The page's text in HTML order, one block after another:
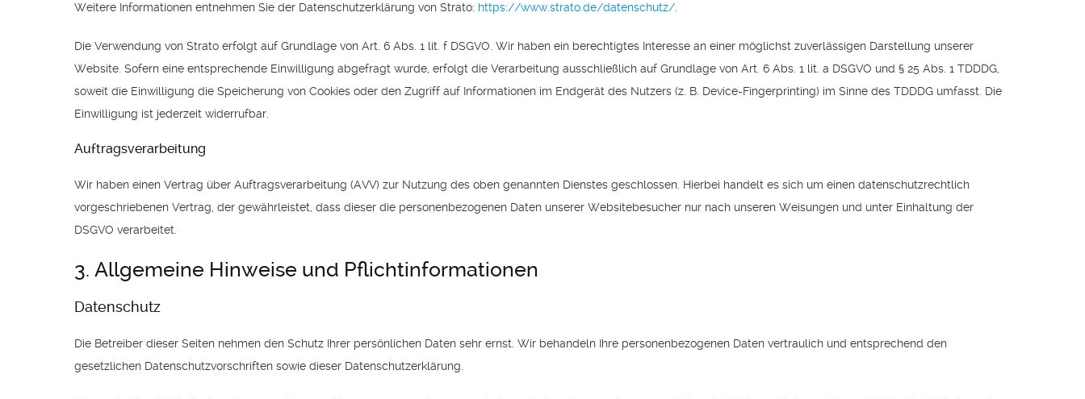
Weitere Informationen entnehmen Sie der Datenschutzerklärung von Strato: https://www.strato.de/datenschutz/
Die Verwendung von Strato erfolgt auf Grundlage von Art. 6 Abs. 1 lit. f DSGVO. Wir haben ein berechtigtes Interesse an einer möglichst zuverlässigen Darstellung unserer
Website. Sofern eine entsprechende Einwilligung abgefragt wurde, erfolgt die Verarbeitung ausschließlich auf Grundlage von Art. 6 Abs. 1 lit. a DSGVO und § 25 Abs. 1 TDDDG,
soweit die Einwilligung die Speicherung von Cookies oder den Zugriff auf Informationen im Endgerät des Nutzers (z. B. Device-Fingerprinting) im Sinne des TDDDG umfasst. Die
Einwilligung ist jederzeit widerrufbar.
Auftragsverarbeitung
Wir haben einen Vertrag über Auftragsverarbeitung (AVV) zur Nutzung des oben genannten Dienstes geschlossen. Hierbei handelt es sich um einen datenschutzrechtlich
vorgeschriebenen Vertrag, der gewährleistet, dass dieser die personenbezogenen Daten unserer Websitebesucher nur nach unseren Weisungen und unter Einhaltung der
DSGVO verarbeitet.
3. Allgemeine Hinweise und Pflicht­informationen
Datenschutz
Die Betreiber dieser Seiten nehmen den Schutz Ihrer persönlichen Daten sehr ernst. Wir behandeln Ihre personenbezogenen Daten vertraulich und entsprechend den
gesetzlichen Datenschutzvorschriften sowie dieser Datenschutzerklärung.